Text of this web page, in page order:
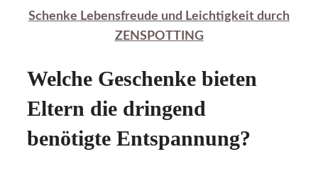
Schenke Lebensfreude und Leichtigkeit durch
ZENSPOTTING
Welche Geschenke bieten
Eltern die dringend
benötigte Entspannung?